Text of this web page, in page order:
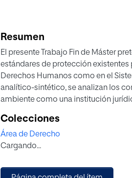
Resumen
El presente Trabajo Fin de Máster
estándares de protección existentes
Derechos Humanos como en el
analítico-sintético, se analizan los
ambiente como una institución
ambiente. Asimismo, se estudian
componentes como las nuevas
que se derivan de la teoría crítica
de los derechos fundamentales que
Colecciones
Área de Derecho
Cargando...